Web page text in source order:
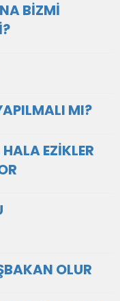
BİZMİ
MI?
EZİKLER
OLUR